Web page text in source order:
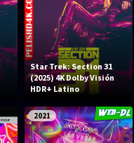
Star Trek: Section 31
(2025) 4K Dolby Visión
HDR+ Latino
2021